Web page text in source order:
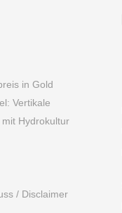
in Gold
Vertikale
Hydrokultur
/ Disclaimer